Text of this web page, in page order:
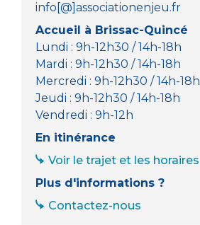
info[@]associationenjeu.fr
Accueil à Brissac-Quincé
Lundi : 9h-12h30 / 14h-18h
Mardi : 9h-12h30 / 14h-18h
Mercredi : 9h-12h30 / 14h-18h
Jeudi : 9h-12h30 / 14h-18h
Vendredi : 9h-12h
En itinérance
Voir le trajet et les horaires
Plus d'informations ?
Contactez-nous